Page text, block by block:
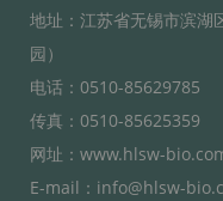
地址：江苏省无锡市滨湖
园）
电话：0510-85629785
传真：0510-85625359
网址：www.hlsw-
E-mail：info@hlsw-